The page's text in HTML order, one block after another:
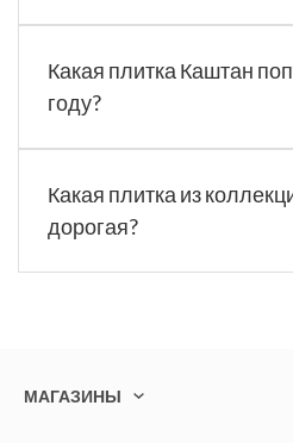
Какая плитка Каштан
году?
Какая плитка из
дорогая?
МАГАЗИНЫ